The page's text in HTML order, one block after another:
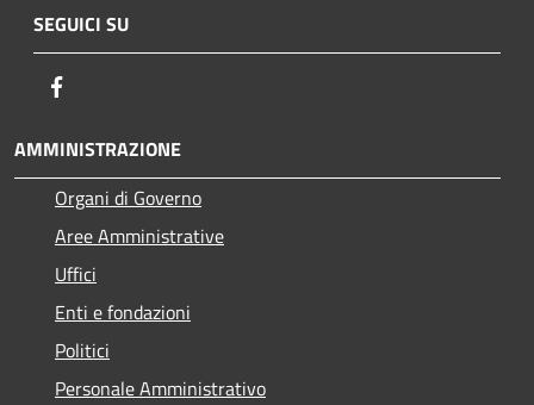
SEGUICI SU
AMMINISTRAZIONE
Organi di Governo
Aree Amministrative
Uffici
Enti e fondazioni
Politici
Personale Amministrativo